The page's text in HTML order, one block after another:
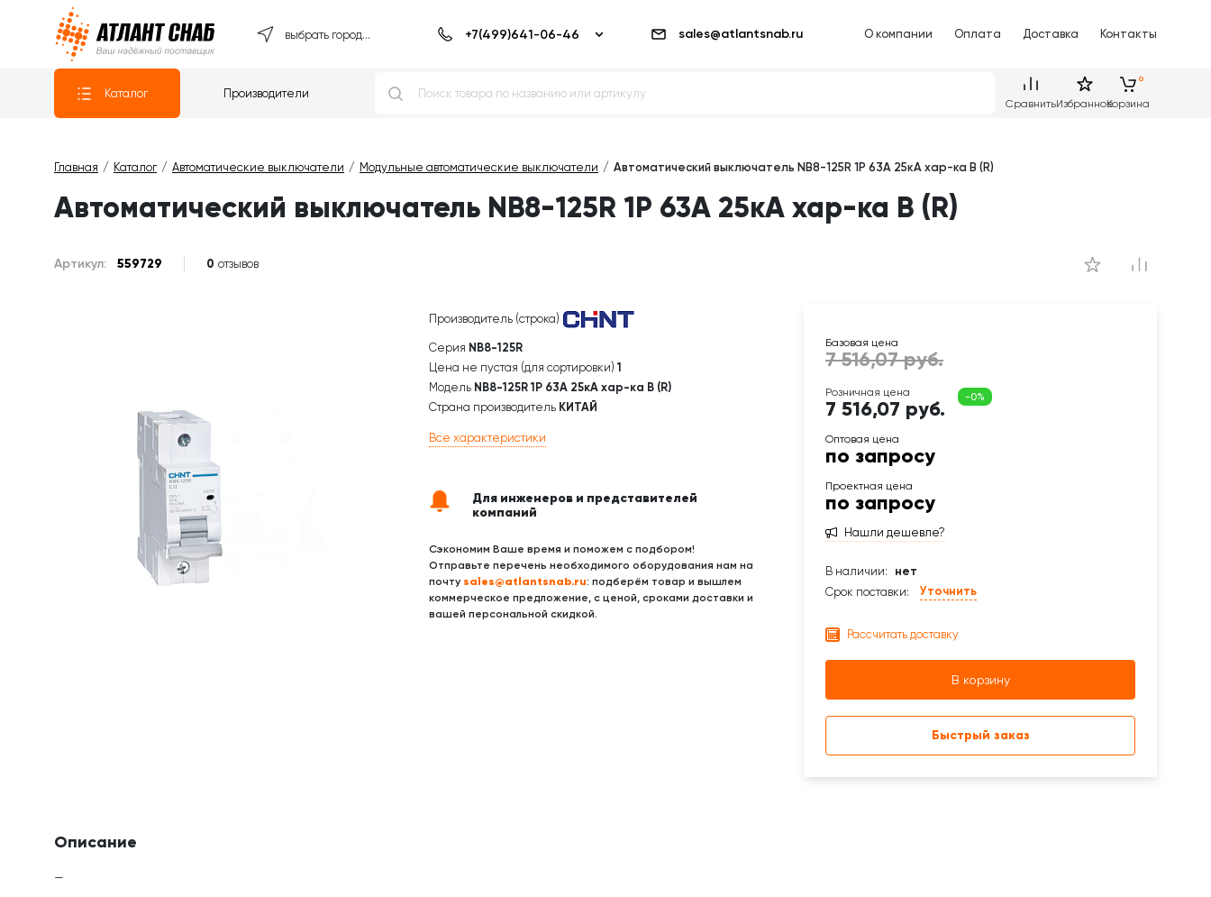
Атлантснаб
выбрать город... sales@atlantsnab.ru О компании Оплата Доставка Контакты
Каталог Производители
СравнитьИзбранноеКорзина
Главная Каталог Автоматические выключатели Модульные автоматические выключатели Автоматический выключатель NB8-125R 1P 63А 25кА хар-ка B (R)
Автоматический выключатель NB8-125R 1P 63А 25кА хар-ка B (R)
Артикул: 559729
Производитель (строка)
Серия NB8-125R
Цена не пустая (для сортировки) 1
Модель NB8-125R 1P 63А 25кА хар-ка B (R)
Страна производитель КИТАЙ
Все характеристики
Для инженеров и представителей
компаний
Сэкономим Ваше время и поможем с подбором!
Отправьте перечень необходимого оборудования нам на
почту sales@atlantsnab.ru: подберём товар и вышлем
коммерческое предложение, с ценой, сроками доставки и
вашей персональной скидкой.
7 516,07 руб.
по запросу
по запросу
Нашли дешевле?
В наличии:
нет
Срок поставки:
Уточнить
Рассчитать доставку
В корзину
Быстрый заказ
Описание
—